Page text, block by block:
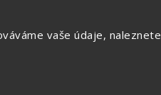
vaše údaje, naleznete